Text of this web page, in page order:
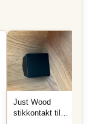
Just Wood
stikkontakt til